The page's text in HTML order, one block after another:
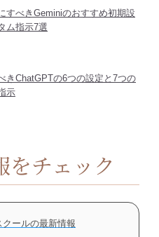
すべきGeminiのおすすめ初期設
ム指示7選
きChatGPTの6つの設定と7つの
示
をチェック
ールの最新情報